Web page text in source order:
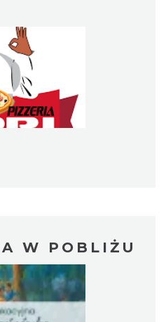
W POBLIŻU